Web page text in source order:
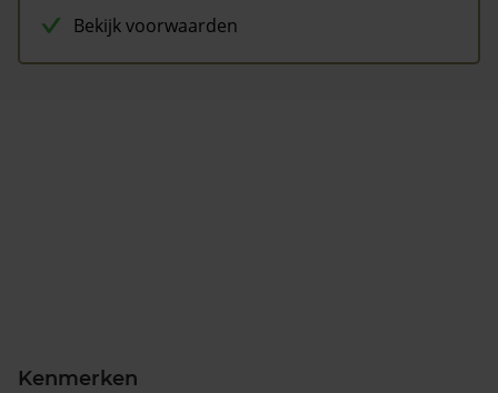
Bekijk voorwaarden
Kenmerken